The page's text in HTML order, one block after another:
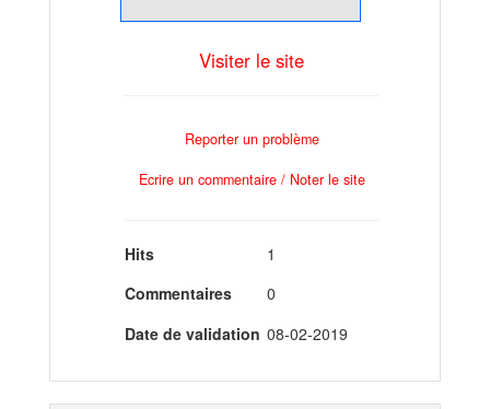
Visiter le site
Reporter un problème
Ecrire un commentaire / Noter le site
Hits
1
Commentaires
0
Date de validation 08-02-2019